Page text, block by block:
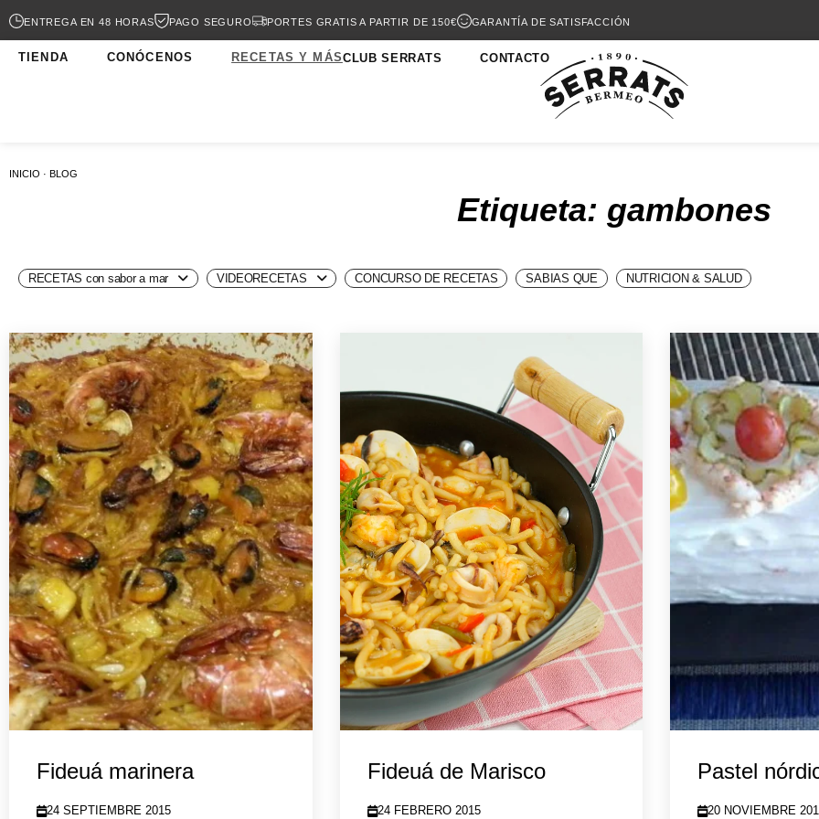
ENTREGA EN 48 HORAS PAGO SEGURO PORTES GRATIS A PARTIR DE 150€ GARANTÍA DE SATISFACCIÓN
TIENDA CONÓCENOS RECETAS Y MÁSCLUB SERRATS CONTACTO
INICIO · BLOG
Etiqueta: gambones
RECETAS con sabor a mar VIDEORECETAS CONCURSO DE RECETAS SABIAS QUE NUTRICION & SALUD
Fideuá marinera
24 SEPTIEMBRE 2015
Fideuá de Marisco
24 FEBRERO 2015
Pastel
20 NOVIEMBRE